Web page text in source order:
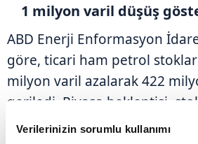
Verilerinizin sorumlu kullanımı
1 milyon varil düşüş
ABD Enerji Enformasyon
göre, ticari ham petrol
milyon varil azalarak 422
geriledi. Piyasa beklentisi,
200 bin varil artacağı